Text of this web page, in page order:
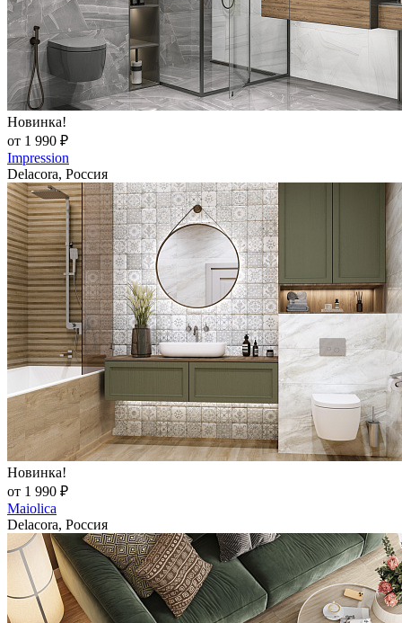
Новинка!
от 1 990 ₽
Impression
Delacora, Россия
Новинка!
от 1 990 ₽
Maiolica
Delacora, Россия